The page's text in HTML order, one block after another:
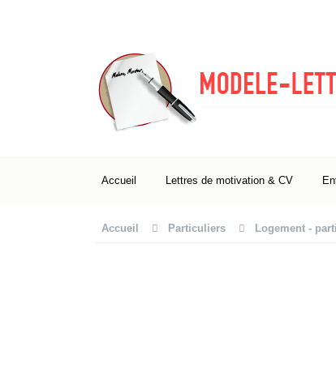
Accueil Lettres de motivation & CV
Accueil Particuliers Logement -